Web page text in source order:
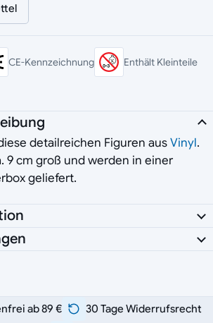
CE-Kennzeichnung Enthält Kleinteile
detailreichen Figuren ausVinyl.
9 cm groß und werden in einer
geliefert.
ab 89 €
30 Tage Widerrufsrecht